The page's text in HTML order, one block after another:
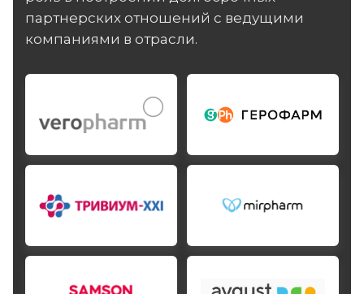
партнерских отношений с ведущими
компаниями в отрасли.